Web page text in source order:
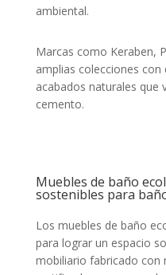
ambiental.
Marcas como Keraben,
amplias colecciones
acabados naturales que
cemento.
Muebles de baño
sostenibles para
Los muebles de baño
para lograr un espacio
mobiliario fabricado con